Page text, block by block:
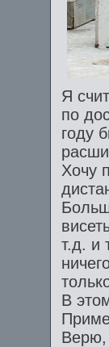
Я
по
году
Хочу
т.д. и
В